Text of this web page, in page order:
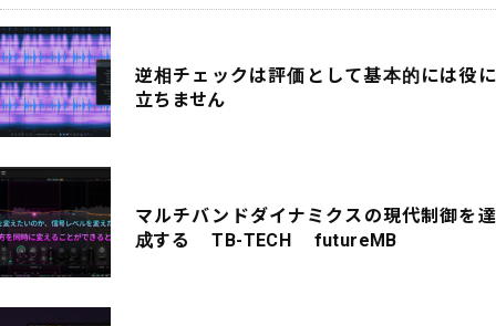
逆相チェックは評価として基本的には役に
立ちません
マルチバンドダイナミクスの現代制御を達
成する TB-TECH futureMB